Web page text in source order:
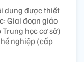
dung được thiết
Giai đoạn giáo
học cơ sở)
nghiệp (cấp